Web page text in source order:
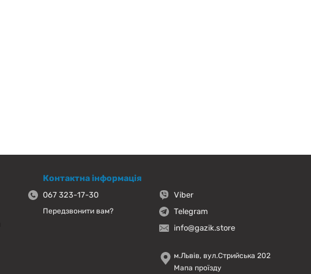
Контактна інформація
067 323-17-30
Передзвонити вам?
Viber
Telegram
info@gazik.store
м.Львів, вул.Стрийська 202
Мапа проїзду